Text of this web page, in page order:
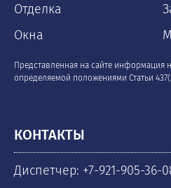
Отделка
Окна
Представленная на сайте информация
определяемой положениями Статьи
КОНТАКТЫ
Диспетчер: +7-921-905-36-